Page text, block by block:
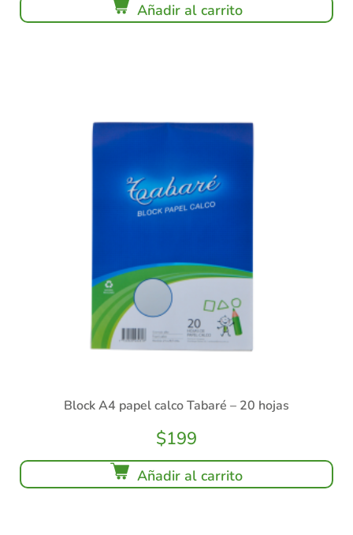
Añadir al carrito
Block A4 papel calco Tabaré – 20 hojas
$199
Añadir al carrito